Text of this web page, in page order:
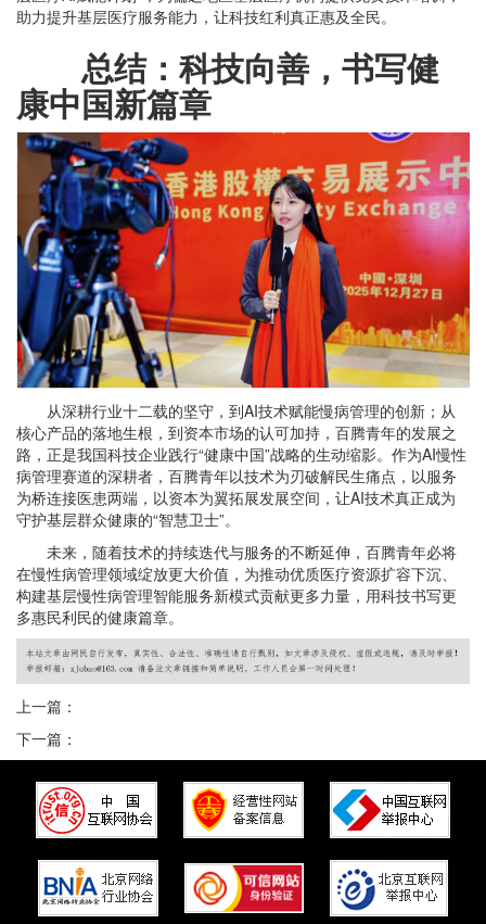
助力提升基层医疗服务能力，让科技红利真正惠及全民。
总结：科技向善，书写健
康中国新篇章
从深耕行业十二载的坚守，到AI技术赋能慢病管理的创新；从
核心产品的落地生根，到资本市场的认可加持，百腾青年的发展之
路，正是我国科技企业践行“健康中国”战略的生动缩影。作为AI慢性
病管理赛道的深耕者，百腾青年以技术为刃破解民生痛点，以服务
为桥连接医患两端，以资本为翼拓展发展空间，让AI技术真正成为
守护基层群众健康的“智慧卫士”。
未来，随着技术的持续迭代与服务的不断延伸，百腾青年必将
在慢性病管理领域绽放更大价值，为推动优质医疗资源扩容下沉、
构建基层慢性病管理智能服务新模式贡献更多力量，用科技书写更
多惠民利民的健康篇章。
上一篇：
下一篇：